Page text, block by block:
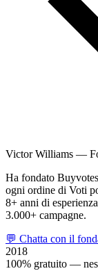
Victor Williams —
Ha fondato
ogni ordine di Voti
8+ anni di
3.000+ campagne.
💬 Chatta con il
2018
100% gratuito —